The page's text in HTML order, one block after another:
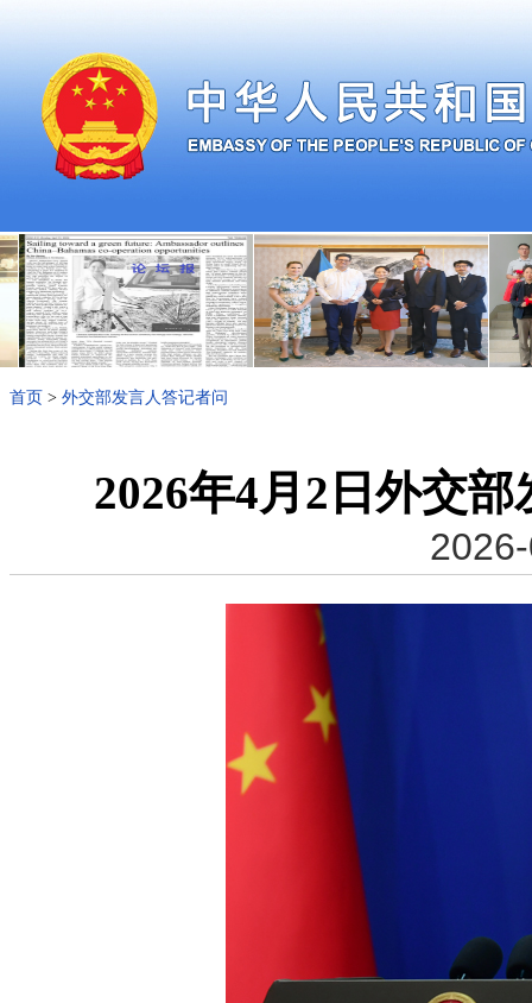
首页 > 外交部发言人答记者问
2026年4月2日外交